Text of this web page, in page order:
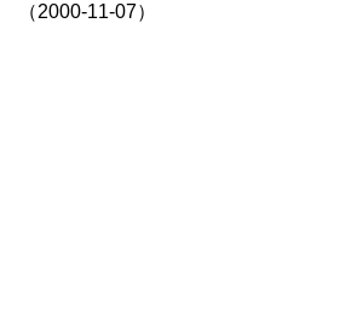
（2000-11-07）